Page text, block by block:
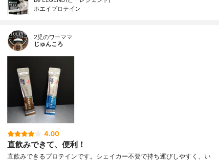
ホエイプロテイン
2児のワーママ
じゅんころ
4.00
直飲みできて、便利！
直飲みできるプロテインです。シェイカー不要で持ち運びしやすく、い